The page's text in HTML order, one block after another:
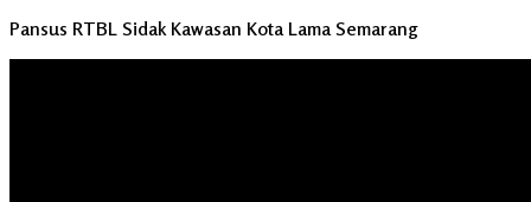
Pansus RTBL Sidak Kawasan Kota Lama Semarang